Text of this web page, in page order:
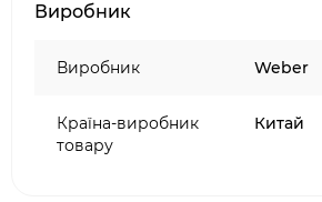
Виробник
Виробник Weber
Країна-виробник
товару
Китай